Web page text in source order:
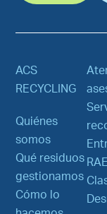
ACS
RECYCLING
Quiénes
somos
Qué residuos
gestionamos
Cómo lo